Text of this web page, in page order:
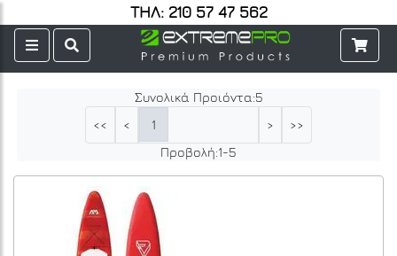
ΤΗΛ: 210 57 47 562
Συνολικά Προιόντα:5
<<
< 1 >
>>
Προβολή:1-5